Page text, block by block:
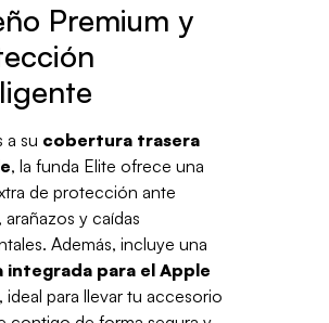
Premium y
a su cobertura trasera
, la funda Elite ofrece una
de protección ante
arañazos y caídas
Además, incluye una
integrada para el Apple
ideal para llevar tu accesorio